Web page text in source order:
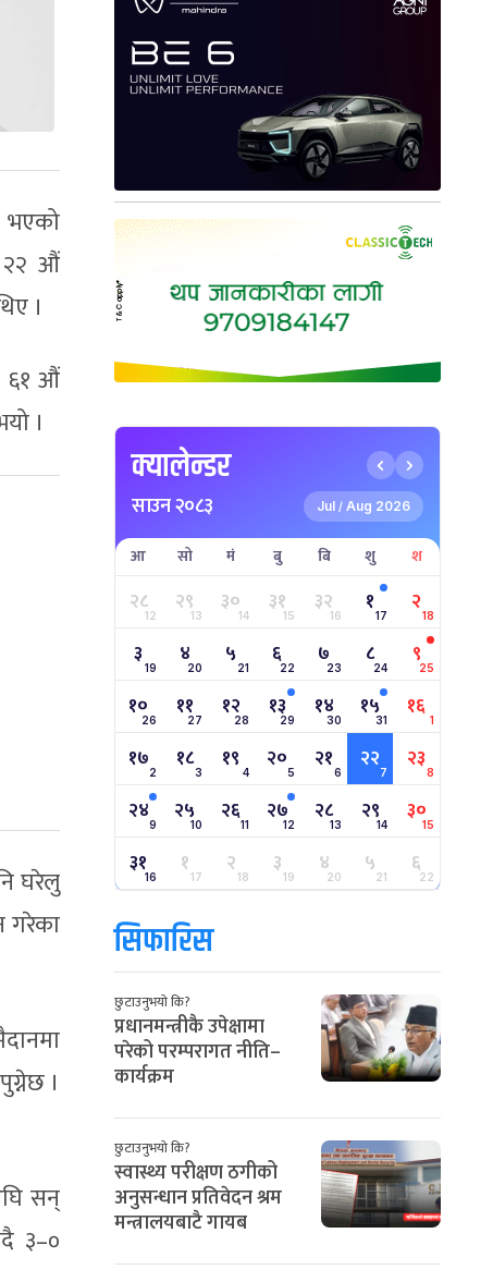
भएको
२२ औं
।
६१ औं
।
घरेलु
गरेका
।
सन्
३–०
क्यालेन्डर
साउन २०८३ Jul / Aug 2026
आ सो मं बु बि शु श
२८12 २९13 ३०14 ३१15 ३२16 १17 २18
३ 19 ४20 ५ 21 ६22 ७23 ८24 ९25
१०26 ११27 १२28 १३29 १४30 १५31 १६ 1
१७2 १८3 १९ 4 २०5 २१6 २२7 २३8
२४9 २५10 २६11 २७12 २८13 २९14 ३०15
३१16 १17 २18 ३19 ४20 ५21 ६22
सिफारिस
छुटाउनुभयो कि?
प्रधानमन्त्रीकै उपेक्षामा
परेको परम्परागत नीति–
कार्यक्रम
छुटाउनुभयो कि?
स्वास्थ्य परीक्षण ठगीको
अनुसन्धान प्रतिवेदन श्रम
मन्त्रालयबाटै गायब